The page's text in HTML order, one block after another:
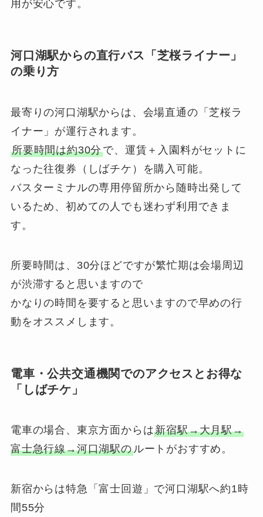
用が安心です。
河口湖駅からの直行バス「芝桜ライナー」
の乗り方
最寄りの河口湖駅からは、会場直通の「芝桜ラ
イナー」が運行されます。
所要時間は約30分で、運賃＋入園料がセットに
なった往復券（しばチケ）を購入可能。
バスターミナルの専用停留所から随時出発して
いるため、初めての人でも迷わず利用できま
す。
所要時間は、30分ほどですが繁忙期は会場周辺
が渋滞すると思いますので
かなりの時間を要すると思いますので早めの行
動をオススメします。
電車・公共交通機関でのアクセスとお得な
「しばチケ」
電車の場合、東京方面からは新宿駅→大月駅→
富士急行線→河口湖駅のルートがおすすめ。
新宿からは特急「富士回遊」で河口湖駅へ約1時
間55分